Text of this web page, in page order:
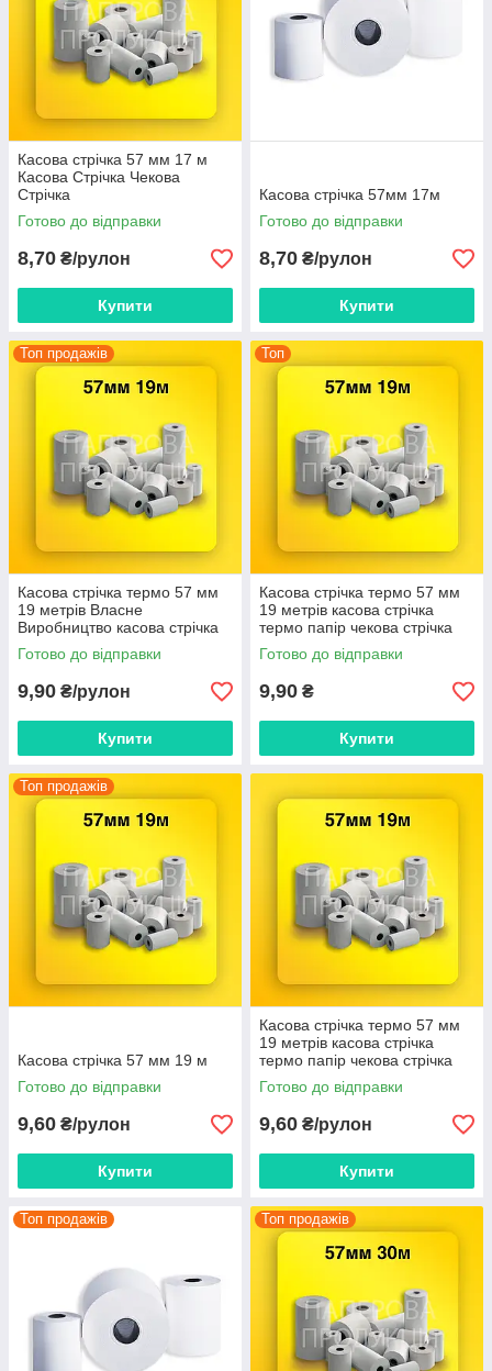
Касова стрічка 57 мм 17 м
Касова Стрічка Чекова
Стрічка
Готово до відправки
8,70 ₴/рулон
Купити
Касова стрічка 57мм 17м
Готово до відправки
8,70 ₴/рулон
Купити
Топ продажів
Касова стрічка термо 57 мм
19 метрів Власне
Виробництво касова стрічка
термо папір чекова папір
Готово до відправки
9,90 ₴/рулон
Купити
Топ
Касова стрічка термо 57 мм
19 метрів касова стрічка
термо папір чекова стрічка
Готово до відправки
9,90 ₴
Купити
Топ продажів
Касова стрічка 57 мм 19 м
Готово до відправки
9,60 ₴/рулон
Купити
Касова стрічка термо 57 мм
19 метрів касова стрічка
термо папір чекова стрічка
чекова папір
Готово до відправки
9,60 ₴/рулон
Купити
Топ продажів Топ продажів